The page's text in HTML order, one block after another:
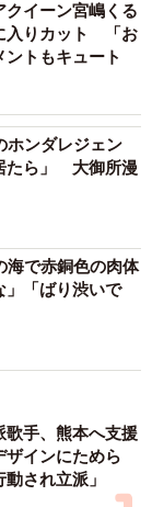
3/4
沙恵(ミタケイショ
ラビアン魂」で
盛り込みデジタ
黄色の花束を
、羽織ってい
した妖艶なシ
ックショット
選ばれるほ
プの豊満バスト
れ T157
クイーン宮嶋くる
入りカット 「お
トもキュート
ホンダレジェン
たら」 大御所漫
で赤銅色の肉体
「ばり渋いで
歌手、熊本へ支援
インにためら
され立派」